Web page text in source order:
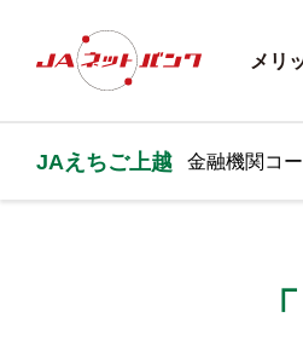
メリ
JAえちご上越 金融機関コ